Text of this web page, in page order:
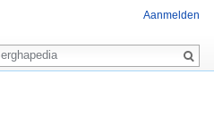
Aanmelden